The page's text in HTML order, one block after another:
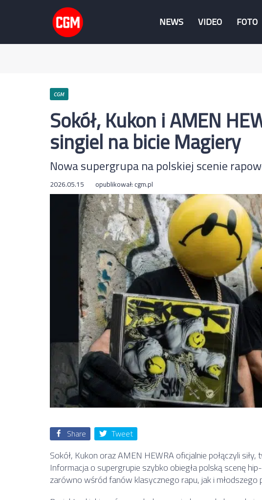
NEWS VIDEO FOTO
CGM
Sokół, Kukon i AMEN
singiel na bicie Magiery
Nowa supergrupa na polskiej scenie
2026.05.15 opublikował:cgm.pl
Share Tweet
Sokół, KukonorazAMEN HEWRAoficjalnie połączyli
Informacja o supergrupie szybko obiegła polską scenę
zarówno wśród fanów klasycznego rapu, jak i młodszego